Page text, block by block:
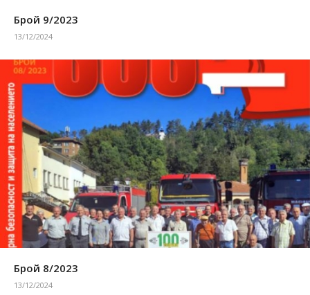
Брой 9/2023
13/12/2024
Брой 8/2023
13/12/2024